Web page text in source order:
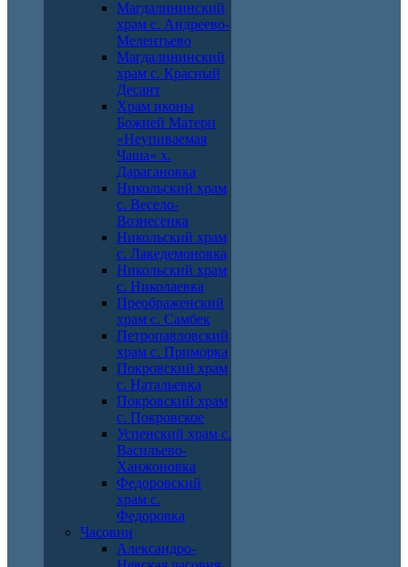
Магдалининский
храм с. Андреево-
Мелентьево
Магдалининский
храм с. Красный
Десант
Храм иконы
Божией Матери
«Неупиваемая
Чаша» х.
Дарагановка
Никольский храм
с. Весело-
Вознесенка
Никольский храм
с. Лакедемоновка
Никольский храм
с. Николаевка
Преображенский
храм с. Самбек
Петропавловский
храм с. Приморка
Покровский храм
с. Натальевка
Покровский храм
с. Покровское
Успенский храм с.
Васильево-
Ханжоновка
Федоровский
храм с.
Федоровка
Часовни
Александро-